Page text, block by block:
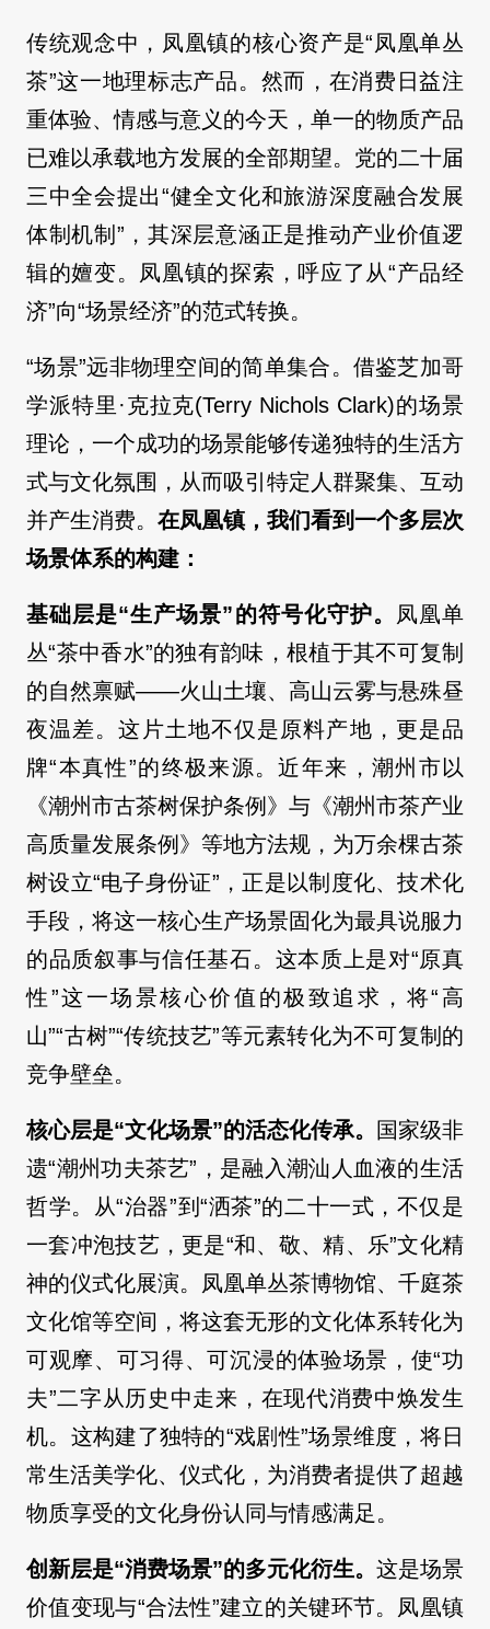
传统观念中，凤凰镇的核心资产是“凤凰单丛
茶”这一地理标志产品。然而，在消费日益注
重体验、情感与意义的今天，单一的物质产品
已难以承载地方发展的全部期望。党的二十届
三中全会提出“健全文化和旅游深度融合发展
体制机制”，其深层意涵正是推动产业价值逻
辑的嬗变。凤凰镇的探索，呼应了从“产品经
济”向“场景经济”的范式转换。
“场景”远非物理空间的简单集合。借鉴芝加哥
学派特里·克拉克(Terry Nichols Clark)的场景
理论，一个成功的场景能够传递独特的生活方
式与文化氛围，从而吸引特定人群聚集、互动
并产生消费。 在凤凰镇，我们看到一个多层次
场景体系的构建：
基础层是“生产场景”的符号化守护。 凤凰单
丛“茶中香水”的独有韵味，根植于其不可复制
的自然禀赋——火山土壤、高山云雾与悬殊昼
夜温差。这片土地不仅是原料产地，更是品
牌“本真性”的终极来源。近年来，潮州市以
《潮州市古茶树保护条例》与《潮州市茶产业
高质量发展条例》等地方法规，为万余棵古茶
树设立“电子身份证”，正是以制度化、技术化
手段，将这一核心生产场景固化为最具说服力
的品质叙事与信任基石。这本质上是对“原真
性”这一场景核心价值的极致追求，将“高
山”“古树”“传统技艺”等元素转化为不可复制的
竞争壁垒。
核心层是“文化场景”的活态化传承。
国家级非
遗“潮州功夫茶艺”，是融入潮汕人血液的生活
哲学。从“治器”到“洒茶”的二十一式，不仅是
一套冲泡技艺，更是“和、敬、精、乐”文化精
神的仪式化展演。凤凰单丛茶博物馆、千庭茶
文化馆等空间，将这套无形的文化体系转化为
可观摩、可习得、可沉浸的体验场景，使“功
夫”二字从历史中走来，在现代消费中焕发生
机。这构建了独特的“戏剧性”场景维度，将日
常生活美学化、仪式化，为消费者提供了超越
物质享受的文化身份认同与情感满足。
创新层是“消费场景”的多元化衍生。 这是场景
价值变现与“合法性”建立的关键环节。凤凰镇